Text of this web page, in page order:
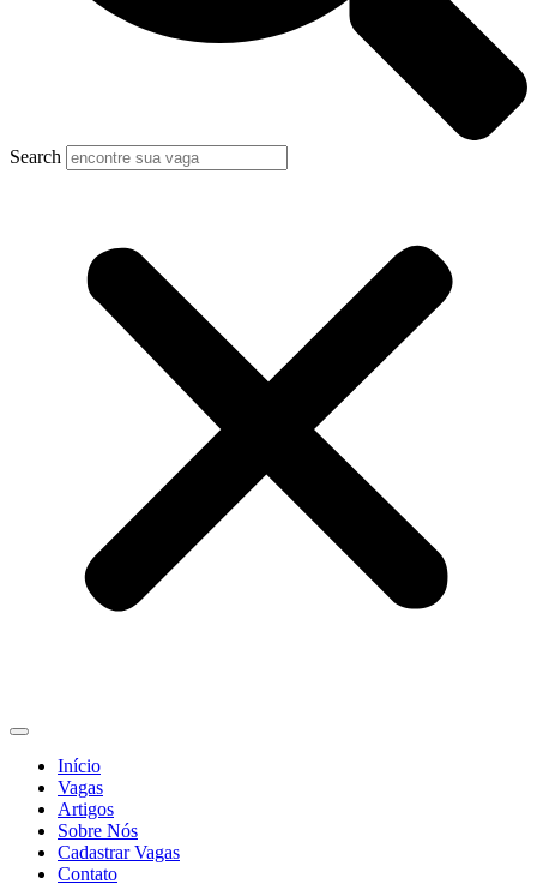
Search
Início
Vagas
Artigos
Sobre Nós
Cadastrar Vagas
Contato